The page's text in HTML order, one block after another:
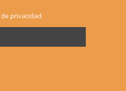
privacidad